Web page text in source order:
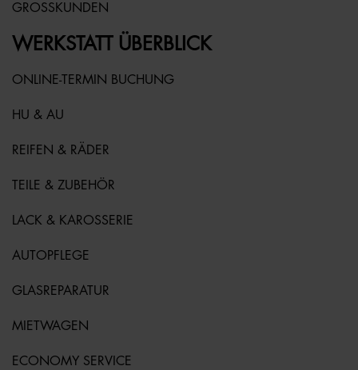
GROSSKUNDEN
WERKSTATT ÜBERBLICK
ONLINE-TERMIN BUCHUNG
HU & AU
REIFEN & RÄDER
TEILE & ZUBEHÖR
LACK & KAROSSERIE
AUTOPFLEGE
GLASREPARATUR
MIETWAGEN
ECONOMY SERVICE